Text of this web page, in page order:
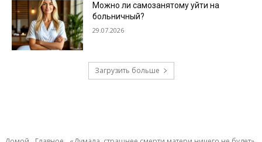
Можно ли самозанятому уйти на
больничный?
29.07.2026
Загрузить больше